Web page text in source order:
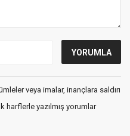
veya imalar, inançlara saldırı
harflerle yazılmış yorumlar